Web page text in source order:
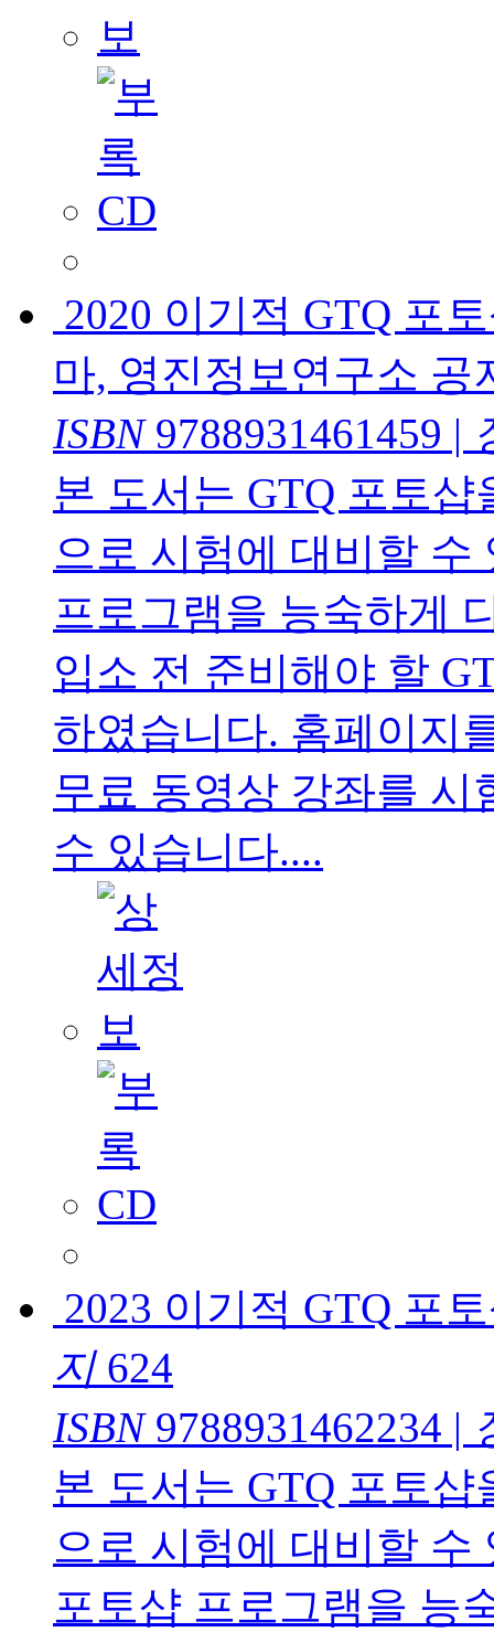
2020 이기적 GTQ 포
마, 영진정보연구소 공
ISBN9788931461459 |
본 도서는 GTQ 포토
으로 시험에 대비할 수
프로그램을 능숙하게
입소 전 준비해야 할
하였습니다. 홈페이지
무료 동영상 강좌를 시
수 있습니다....
2023 이기적 GTQ 포
지624
ISBN9788931462234 |
본 도서는 GTQ 포토
으로 시험에 대비할 수
포토샵 프로그램을 능